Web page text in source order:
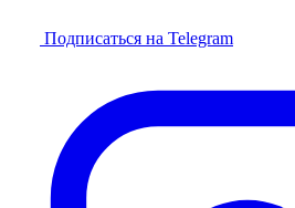
Подписаться на Telegram